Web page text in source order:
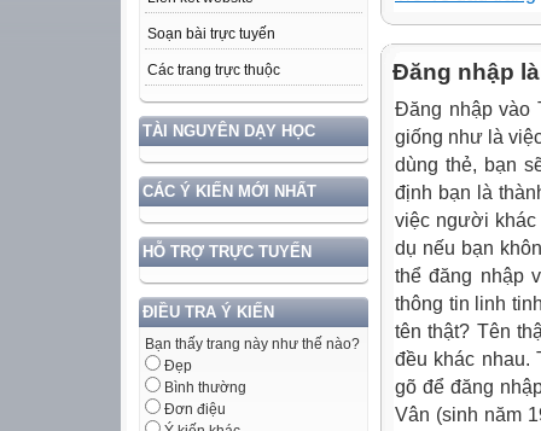
Soạn bài trực tuyến
Các trang trực thuộc
TÀI NGUYÊN DẠY HỌC
CÁC Ý KIẾN MỚI NHẤT
HỖ TRỢ TRỰC TUYẾN
ĐIỀU TRA Ý KIẾN
Bạn thấy trang này như thế nào?
Đẹp
Bình thường
Đơn điệu
Đăng nhập
Đăng nhập vào
giống như là
dùng thẻ, bạn
định bạn là
việc người khác
dụ nếu bạn
thể đăng nhập
thông tin linh
tên thật? Tên
đều khác nhau.
gõ để đăng
Vân (sinh năm